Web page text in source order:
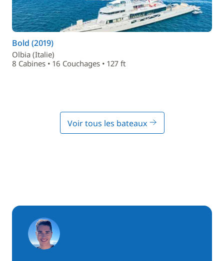
Bold (2019)
Olbia (Italie)
8 Cabines • 16 Couchages • 127 ft
Voir tous les bateaux